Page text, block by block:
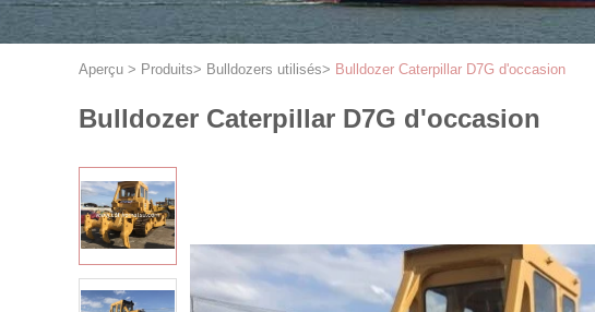
Aperçu > Produits> Bulldozers utilisés> Bulldozer Caterpillar D7G d'occasion
Bulldozer Caterpillar D7G d'occasion